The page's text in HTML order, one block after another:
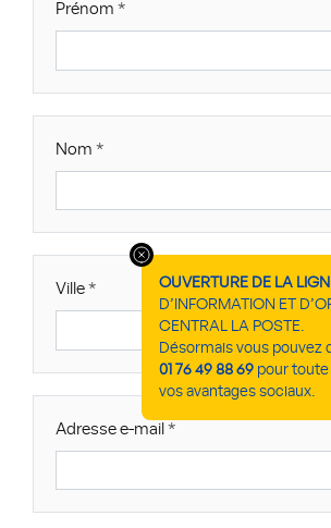
Prénom
Nom
Ville
Adresse e-mail
OUVERTURE DE LA
D’INFORMATION ET
CENTRAL LA POSTE.
Désormais vous pouvez
01 76 49 88 69 pour
vos avantages sociaux.